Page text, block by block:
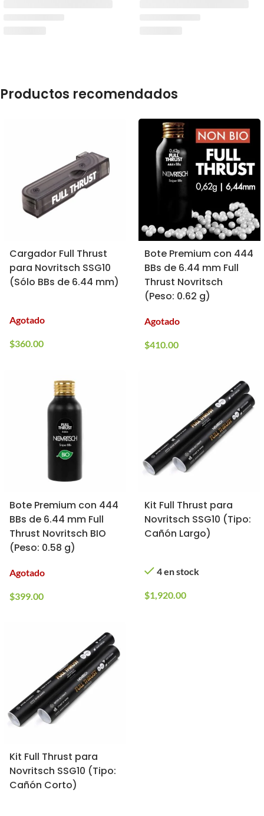
Productos recomendados
Cargador Full Thrust
para Novritsch SSG10
(Sólo BBs de 6.44 mm)
Agotado
$360.00
Bote Premium con 444
BBs de 6.44 mm Full
Thrust Novritsch
(Peso: 0.62 g)
Agotado
$410.00
Bote Premium con 444
BBs de 6.44 mm Full
Thrust Novritsch BIO
(Peso: 0.58 g)
Agotado
$399.00
Kit Full Thrust para
Novritsch SSG10 (Tipo:
Cañón Largo)
4 en stock
$1,920.00
Kit Full Thrust para
Novritsch SSG10 (Tipo:
Cañón Corto)